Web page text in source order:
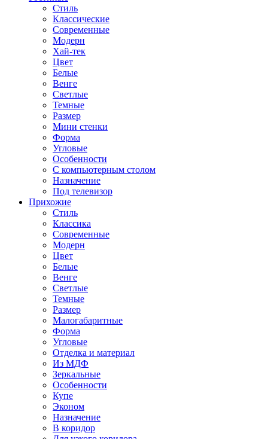
Стиль
Классические
Современные
Модерн
Хай-тек
Цвет
Белые
Венге
Светлые
Темные
Размер
Мини стенки
Форма
Угловые
Особенности
С компьютерным столом
Назначение
Под телевизор
Прихожие
Стиль
Классика
Современные
Модерн
Цвет
Белые
Венге
Светлые
Темные
Размер
Малогабаритные
Форма
Угловые
Отделка и материал
Из МДФ
Зеркальные
Особенности
Купе
Эконом
Назначение
В коридор